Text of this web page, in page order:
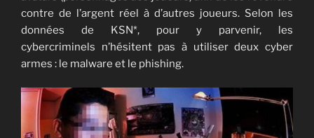
contre de l’argent réel à d’autres joueurs. Selon les
données de KSN*, pour y parvenir, les
cybercriminels n’hésitent pas à utiliser deux cyber
armes : le malware et le phishing.